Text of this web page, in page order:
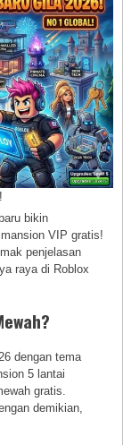
bikin
VIP gratis!
penjelasan
raya di Roblox
dengan tema
5 lantai
gratis.
demikian,